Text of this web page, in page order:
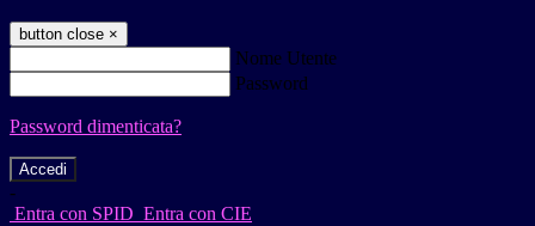
button close ×
Nome Utente
Password
Password dimenticata?
-
Entra con SPID Entra con CIE